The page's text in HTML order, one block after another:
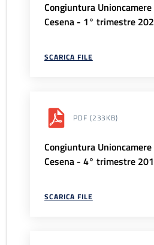
Congiuntura
Cesena - 1° trimestre
SCARICA FILE
PDF (233KB)
Congiuntura
Cesena - 4° trimestre
SCARICA FILE